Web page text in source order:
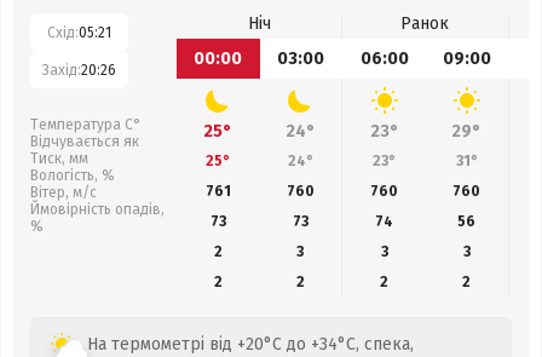
Схід:05:21
Захід:20:26
Температура С°
Відчувається як
Тиск, мм
Вологість, %
Вітер, м/с
Ймовірність опадів,
%
Ніч
Ранок
00:00
03:00 06:00 09:00
25° 24° 23° 29°
25° 24° 23° 31°
761
760 760 760
73
73 74 56
2
3 3
3
2
2 2 2
На термометрі від +20°C до +34°C, спека,